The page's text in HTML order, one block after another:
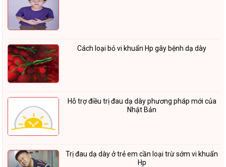
Cách loại bỏ vi khuẩn Hp gây bệnh dạ dày
Hỗ trợ điều trị đau dạ dày phương pháp mới của
Nhật Bản
Trị đau dạ dày ở trẻ em cần loại trừ sớm vi khuẩn
Hp